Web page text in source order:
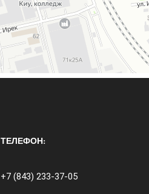
ТЕЛЕФОН:
+7 (843) 233-37-05